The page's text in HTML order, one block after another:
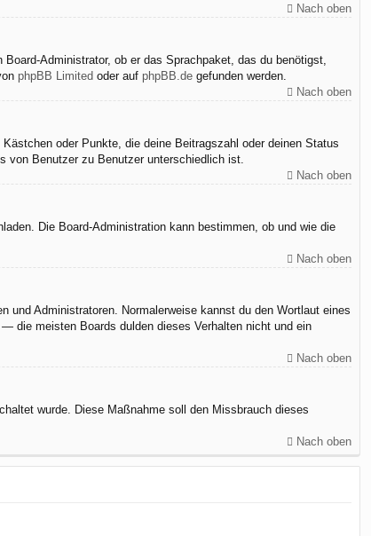
Nach oben
Administrator, ob er das Sprachpaket, das du benötigst,
phpBB Limited oder auf phpBB.de gefunden werden.
Nach oben
oder Punkte, die deine Beitragszahl oder deinen Status
von Benutzer zu Benutzer unterschiedlich ist.
Nach oben
Die Board-Administration kann bestimmen, ob und wie die
Nach oben
und Administratoren. Normalerweise kannst du den Wortlaut eines
die meisten Boards dulden dieses Verhalten nicht und ein
Nach oben
wurde. Diese Maßnahme soll den Missbrauch dieses
Nach oben